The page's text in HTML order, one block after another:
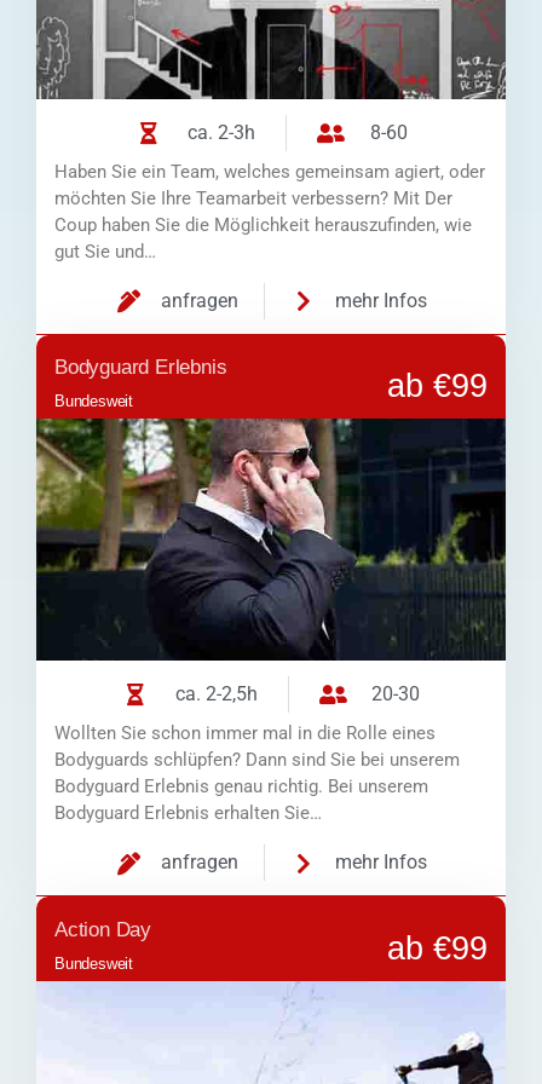
ca. 2-3h 8-60
Haben Sie ein Team, welches gemeinsam agiert, oder
möchten Sie Ihre Teamarbeit verbessern? Mit Der
Coup haben Sie die Möglichkeit herauszufinden, wie
gut Sie und…
anfragen mehr Infos
Bodyguard Erlebnis
Bundesweit ab €99
ca. 2-2,5h 20-30
Wollten Sie schon immer mal in die Rolle eines
Bodyguards schlüpfen? Dann sind Sie bei unserem
Bodyguard Erlebnis genau richtig. Bei unserem
Bodyguard Erlebnis erhalten Sie…
anfragen mehr Infos
Action Day
Bundesweit ab €99